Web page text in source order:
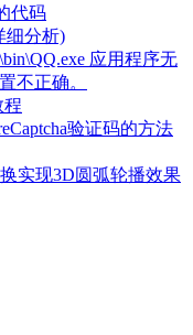
代码
细分析)
应用程序无
不正确。
程
验证码的方法
换实现3D圆弧轮播效果